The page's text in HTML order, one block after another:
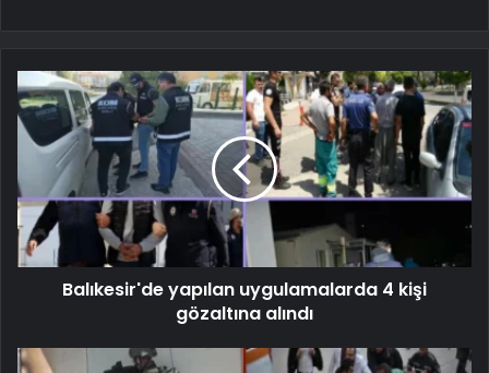
Balıkesir'de yapılan uygulamalarda 4 kişi
gözaltına alındı